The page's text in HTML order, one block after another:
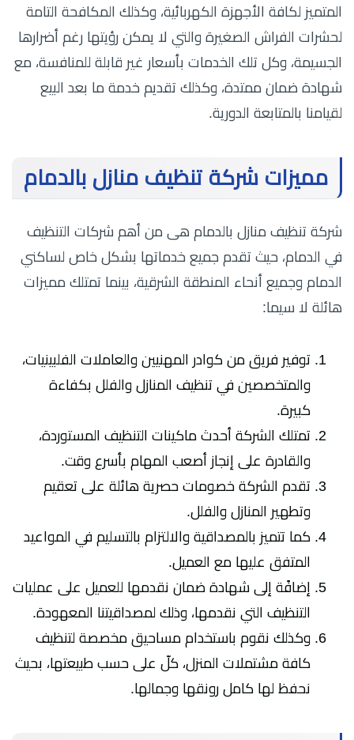
المتميز لكافة الأجهزة الكهربائية، وكذلك المكافحة التامة
لحشرات الفراش الصغيرة والتي لا يمكن رؤيتها رغم أضرارها
الجسيمة، وكل تلك الخدمات بأسعار غير قابلة للمنافسة، مع
شهادة ضمان ممتدة، وكذلك تقديم خدمة ما بعد البيع
لقيامنا بالمتابعة الدورية.
مميزات شركة تنظيف منازل بالدمام
شركة تنظيف منازل بالدمام هى من أهم شركات التنظيف
في الدمام، حيث تقدم جميع خدماتها بشكل خاص لساكني
الدمام وجميع أنحاء المنطقة الشرقية، بينما تمتلك مميزات
هائلة لا سيما:
توفير فريق من كوادر المهنيين والعاملات الفلبينيات،
والمتخصصين في تنظيف المنازل والفلل بكفاءة
كبيرة.
تمتلك الشركة أحدث ماكينات التنظيف المستوردة،
والقادرة على إنجاز أصعب المهام بأسرع وقت.
تقدم الشركة خصومات حصرية هائلة على تعقيم
وتطهير المنازل والفلل.
كما تتميز بالمصداقية والالتزام بالتسليم في المواعيد
المتفق عليها مع العميل.
إضافًة إلى شهادة ضمان نقدمها للعميل على عمليات
التنظيف التي نقدمها، وذلك لمصداقيتنا المعهودة.
وكذلك نقوم باستخدام مساحيق مخصصة لتنظيف
كافة مشتملات المنزل، كلّ على حسب طبيعتها، بحيث
نحفظ لها كامل رونقها وجمالها.